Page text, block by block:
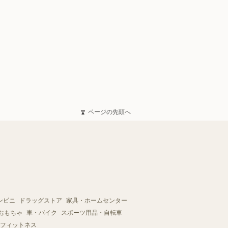
ページの先頭へ
ビニ ドラッグストア
家具・ホームセンター
もちゃ
車・バイク
スポーツ用品・自転車
ィットネス